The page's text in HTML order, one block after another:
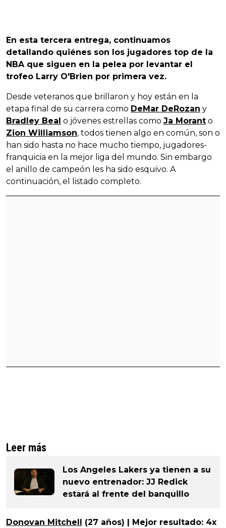
En esta tercera entrega, continuamos
detallando quiénes son los jugadores top de la
NBA que siguen en la pelea por levantar el
trofeo Larry O'Brien por primera vez.
Desde veteranos que brillaron y hoy están en la
etapa final de su carrera como DeMar DeRozan y
Bradley Beal o jóvenes estrellas como Ja Morant o
Zion Williamson, todos tienen algo en común, son o
han sido hasta no hace mucho tiempo, jugadores-
franquicia en la mejor liga del mundo. Sin embargo
el anillo de campeón les ha sido esquivo. A
continuación, el listado completo.
Leer más
Los Angeles Lakers ya tienen a su
nuevo entrenador: JJ Redick
estará al frente del banquillo
Donovan Mitchell (27 años) | Mejor resultado: 4x